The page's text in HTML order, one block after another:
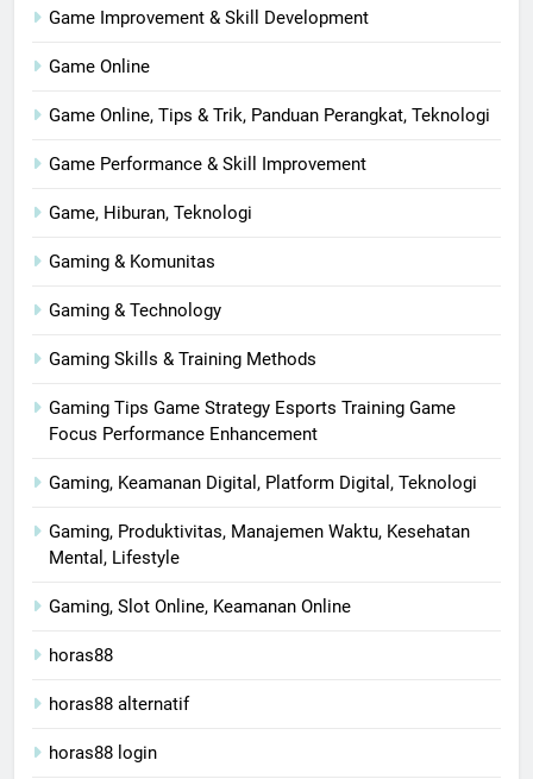
Game Improvement & Skill Development
Game Online
Game Online, Tips & Trik, Panduan Perangkat, Teknologi
Game Performance & Skill Improvement
Game, Hiburan, Teknologi
Gaming & Komunitas
Gaming & Technology
Gaming Skills & Training Methods
Gaming Tips Game Strategy Esports Training Game
Focus Performance Enhancement
Gaming, Keamanan Digital, Platform Digital, Teknologi
Gaming, Produktivitas, Manajemen Waktu, Kesehatan
Mental, Lifestyle
Gaming, Slot Online, Keamanan Online
horas88
horas88 alternatif
horas88 login